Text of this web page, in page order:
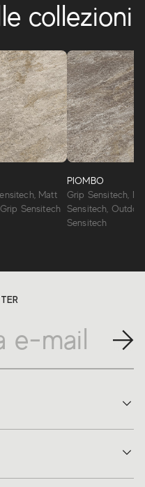
collezioni
Matt
Sensitech
PIOMBO
Grip Sensitech,
Sensitech,
Sensitech